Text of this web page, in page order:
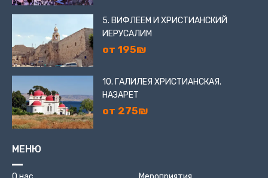
5. ВИФЛЕЕМ И ХРИСТИАНСКИЙ
ИЕРУСАЛИМ
от 195₪
10. ГАЛИЛЕЯ ХРИСТИАНСКАЯ.
НАЗАРЕТ
от 275₪
МЕНЮ